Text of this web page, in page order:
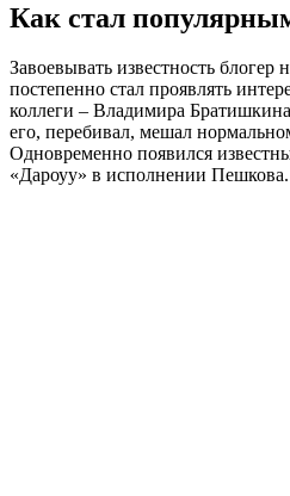
Как стал
Завоевывать известность блогер
постепенно стал проявлять
коллеги – Владимира
его, перебивал, мешал
Одновременно появился
«Дароуу» в исполнении Пешкова.